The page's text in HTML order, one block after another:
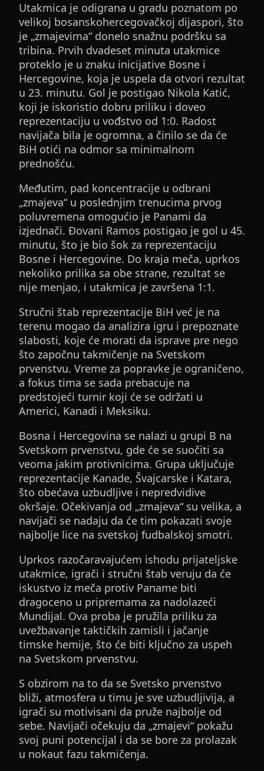
Utakmica je odigrana u gradu poznatom po
velikoj bosanskohercegovačkoj dijaspori, što
je „zmajevima“ donelo snažnu podršku sa
tribina. Prvih dvadeset minuta utakmice
proteklo je u znaku inicijative Bosne i
Hercegovine, koja je uspela da otvori rezultat
u 23. minutu. Gol je postigao Nikola Katić,
koji je iskoristio dobru priliku i doveo
reprezentaciju u vođstvo od 1:0. Radost
navijača bila je ogromna, a činilo se da će
BiH otići na odmor sa minimalnom
prednošću.
Međutim, pad koncentracije u odbrani
„zmajeva“ u poslednjim trenucima prvog
poluvremena omogućio je Panami da
izjednači. Đovani Ramos postigao je gol u 45.
minutu, što je bio šok za reprezentaciju
Bosne i Hercegovine. Do kraja meča, uprkos
nekoliko prilika sa obe strane, rezultat se
nije menjao, i utakmica je završena 1:1.
Stručni štab reprezentacije BiH već je na
terenu mogao da analizira igru i prepoznate
slabosti, koje će morati da isprave pre nego
što započnu takmičenje na Svetskom
prvenstvu. Vreme za popravke je ograničeno,
a fokus tima se sada prebacuje na
predstojeći turnir koji će se održati u
Americi, Kanadi i Meksiku.
Bosna i Hercegovina se nalazi u grupi B na
Svetskom prvenstvu, gde će se suočiti sa
veoma jakim protivnicima. Grupa uključuje
reprezentacije Kanade, Švajcarske i Katara,
što obećava uzbudljive i nepredvidive
okršaje. Očekivanja od „zmajeva“ su velika, a
navijači se nadaju da će tim pokazati svoje
najbolje lice na svetskoj fudbalskoj smotri.
Uprkos razočaravajućem ishodu prijateljske
utakmice, igrači i stručni štab veruju da će
iskustvo iz meča protiv Paname biti
dragoceno u pripremama za nadolazeći
Mundijal. Ova proba je pružila priliku za
uvežbavanje taktičkih zamisli i jačanje
timske hemije, što će biti ključno za uspeh
na Svetskom prvenstvu.
S obzirom na to da se Svetsko prvenstvo
bliži, atmosfera u timu je sve uzbudljivija, a
igrači su motivisani da pruže najbolje od
sebe. Navijači očekuju da „zmajevi“ pokažu
svoj puni potencijal i da se bore za prolazak
u nokaut fazu takmičenja.